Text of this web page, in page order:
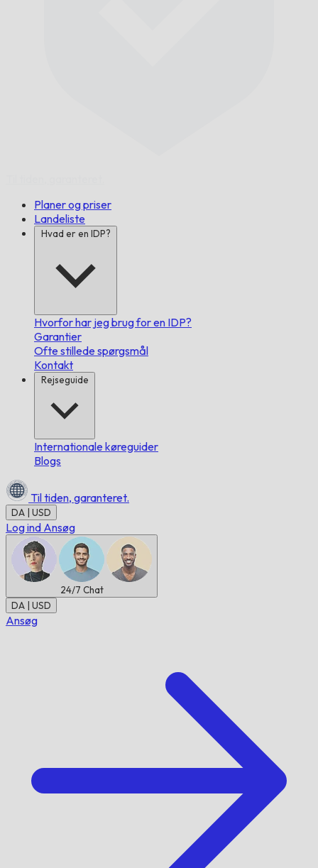
Planer og priser
Landeliste
Hvad er en IDP?
Hvorfor har jeg brug for en IDP?
Garantier
Ofte stillede spørgsmål
Kontakt
Rejseguide
Internationale køreguider
Blogs
Til tiden, garanteret.
DA | USD
Log ind Ansøg
24/7 Chat
DA | USD
Ansøg